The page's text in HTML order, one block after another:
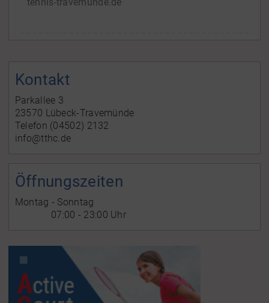
Kontakt
Parkallee 3
23570 Lübeck-Travemünde
Telefon (04502) 2132
info@tthc.de
Öffnungszeiten
Montag - Sonntag
07:00 - 23:00 Uhr